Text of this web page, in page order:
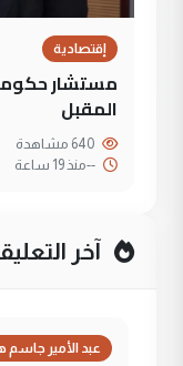
إقتصادية
مستشار
المقبل
--منذ 19 ساعة
آخر
عبد الأمير جاسم